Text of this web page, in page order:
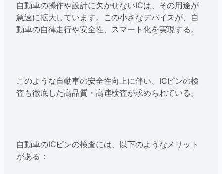
自動車の操作や設計に欠かせないICは、その用途が
急速に拡大しています。この小さなデバイスが、自
動車の自律走行や安全性、スマート化を実現する。
このような自動車の安全性向上に伴い、ICピンの検
査も徹底した高品質・高速検査が求められている。
自動車のICピンの検査には、以下のようなメリット
がある：